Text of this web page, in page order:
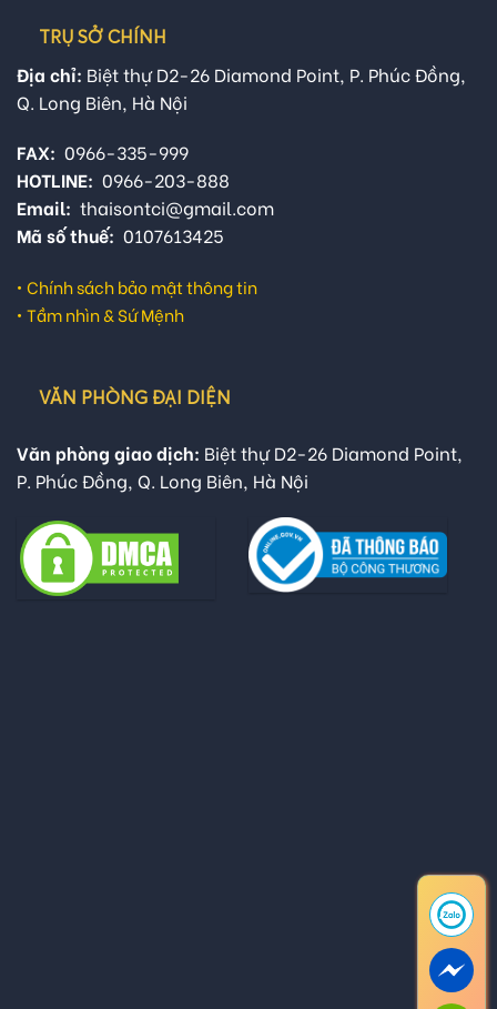
TRỤ SỞ CHÍNH
Địa chỉ: Biệt thự D2-26 Diamond Point, P. Phúc Đồng,
Q. Long Biên, Hà Nội
FAX: 0966-335-999
HOTLINE: 0966-203-888
Email: thaisontci@gmail.com
Mã số thuế: 0107613425
• Chính sách bảo mật thông tin
• Tầm nhìn & Sứ Mệnh
VĂN PHÒNG ĐẠI DIỆN
Văn phòng giao dịch: Biệt thự D2-26 Diamond Point,
P. Phúc Đồng, Q. Long Biên, Hà Nội